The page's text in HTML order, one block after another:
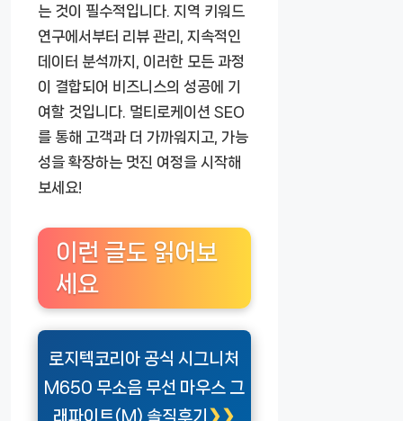
는 것이 필수적입니다. 지역 키워드
연구에서부터 리뷰 관리, 지속적인
데이터 분석까지, 이러한 모든 과정
이 결합되어 비즈니스의 성공에 기
여할 것입니다. 멀티로케이션 SEO
를 통해 고객과 더 가까워지고, 가능
성을 확장하는 멋진 여정을 시작해
보세요!
이런 글도 읽어보
세요
로지텍코리아 공식 시그니처
M650 무소음 무선 마우스 그
래파이트(M) 솔직후기